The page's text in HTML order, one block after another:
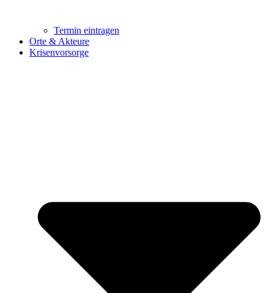
Termin eintragen
Orte & Akteure
Krisenvorsorge